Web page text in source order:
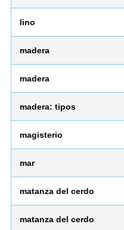
lino
madera
madera
madera: tipos
magisterio
mar
matanza del cerdo
matanza del cerdo